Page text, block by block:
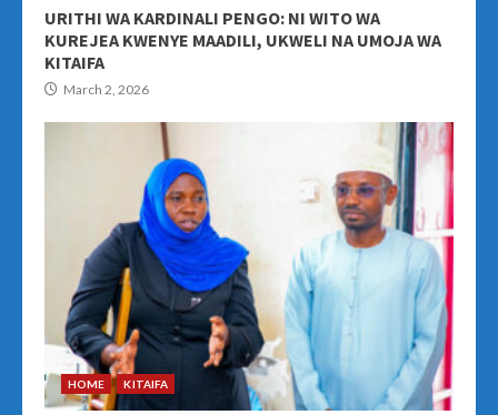
URITHI WA KARDINALI PENGO: NI WITO WA
KUREJEA KWENYE MAADILI, UKWELI NA UMOJA WA
KITAIFA
March 2, 2026
HOME KITAIFA